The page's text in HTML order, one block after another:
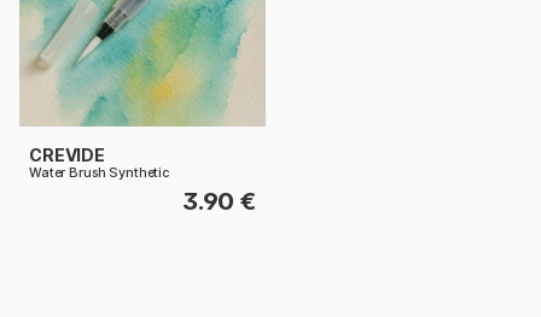
CREVIDE
Water Brush Synthetic
3.90 €